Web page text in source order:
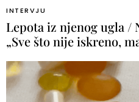
INTERVJU
Lepota iz njenog ugla /
„Sve što nije iskreno,